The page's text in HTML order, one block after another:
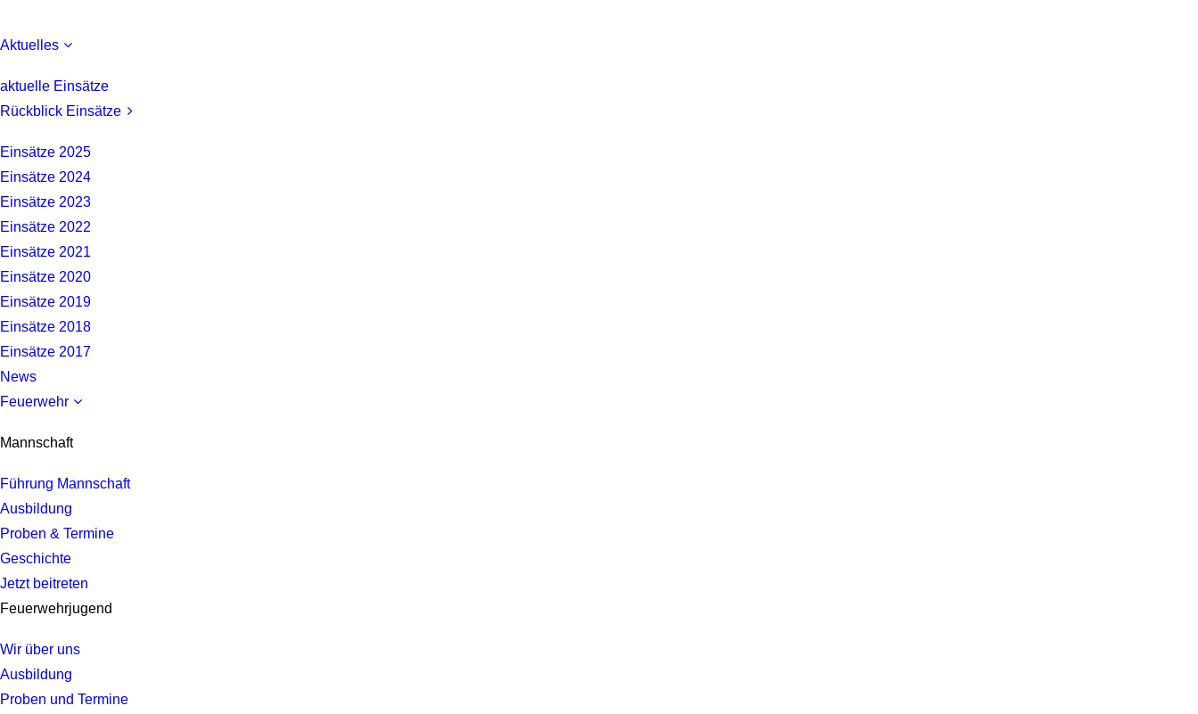
Aktuelles
aktuelle Einsätze
Rückblick Einsätze
Einsätze 2025
Einsätze 2024
Einsätze 2023
Einsätze 2022
Einsätze 2021
Einsätze 2020
Einsätze 2019
Einsätze 2018
Einsätze 2017
News
Feuerwehr
Mannschaft
Führung Mannschaft
Ausbildung
Proben & Termine
Geschichte
Jetzt beitreten
Feuerwehrjugend
Wir über uns
Ausbildung
Proben und Termine